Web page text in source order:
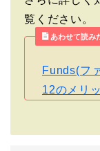
覧ください。
あわせて読み
Funds(フ
12のメリ